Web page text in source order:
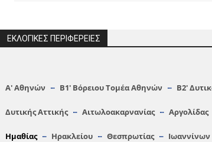
ΕΚΛΟΓΙΚΕΣ ΠΕΡΙΦΕΡΕΙΕΣ
Α′ Αθηνών Β1′ Βόρειου Τομέα Αθηνών Β2′
Δυτικής Αττικής Αιτωλοακαρνανίας Αργολίδας
Hμαθίας Ηρακλείου Θεσπρωτίας Ιωαννίνων